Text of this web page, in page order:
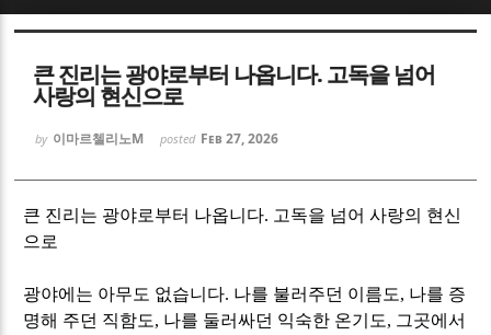
큰 진리는 광야로부터 나옵니다. 고독을 넘어
사랑의 현신으로
by 이마르첼리노M posted Feb 27, 2026
큰 진리는 광야로부터 나옵니다. 고독을 넘어 사랑의 현신
으로
광야에는 아무도 없습니다. 나를 불러주던 이름도, 나를 증
명해 주던 직함도, 나를 둘러싸던 익숙한 온기도, 그곳에서
Sketchbook5, 스케치북5
Sketchbook5, 스케치북5
Sketchbook5, 스케치북5
Sketchbook5, 스케치북5